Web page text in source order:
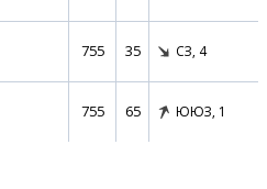
755 35 СЗ, 4
755 65 ЮЮЗ, 1